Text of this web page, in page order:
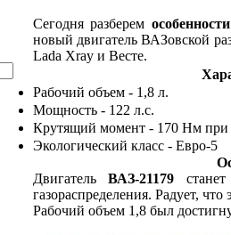
Сегодня разберемособенности
новый двигатель ВАЗовской
Lada Xray и Весте.
Рабочий объем - 1,8 л.
Мощность - 122 л.с.
Крутящий момент - 170 Нм при
Экологический класс - Евро-5
ДвигательВАЗ-21179
газораспределения. Радует,
Рабочий объем 1,8 был